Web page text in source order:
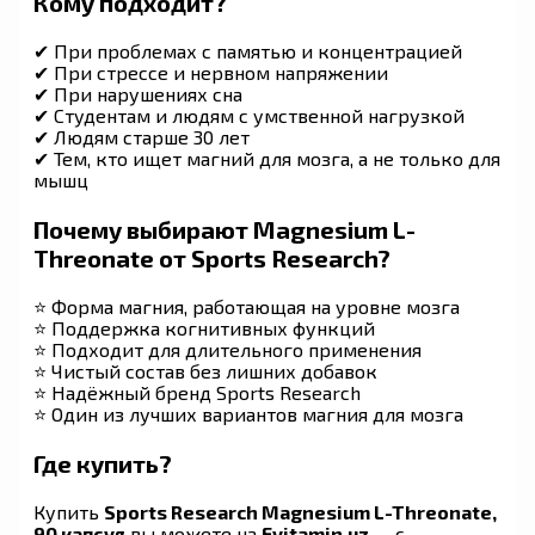
✔ При проблемах с памятью и концентрацией
✔ При стрессе и нервном напряжении
✔ При нарушениях сна
✔ Студентам и людям с умственной нагрузкой
✔ Людям старше 30 лет
✔ Тем, кто ищет магний для мозга, а не только для
мышц
Почему выбирают Magnesium L-
Threonate от Sports Research?
⭐ Форма магния, работающая на уровне мозга
⭐ Поддержка когнитивных функций
⭐ Подходит для длительного применения
⭐ Чистый состав без лишних добавок
⭐ Надёжный бренд Sports Research
⭐ Один из лучших вариантов магния для мозга
Где купить?
Купить Sports Research Magnesium L-Threonate,